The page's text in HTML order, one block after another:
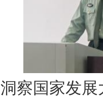
洞察国家发